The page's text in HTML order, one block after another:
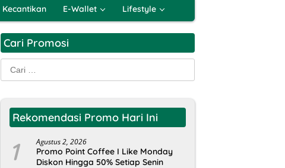
Kecantikan E-Wallet Lifestyle
Cari Promosi
Cari
untuk:
Rekomendasi Promo Hari Ini
1 Agustus 2, 2026
Promo Point Coffee I Like Monday
Diskon Hingga 50% Setiap Senin